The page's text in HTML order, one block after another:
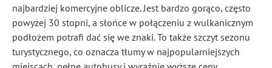
najbardziej komercyjne oblicze. Jest bardzo gorąco, często
powyżej 30 stopni, a słońce w połączeniu z wulkanicznym
podłożem potrafi dać się we znaki. To także szczyt sezonu
turystycznego, co oznacza tłumy w najpopularniejszych